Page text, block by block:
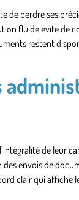
de perdre ses
fluide évite de
restent
de leur
envois de
clair qui affiche